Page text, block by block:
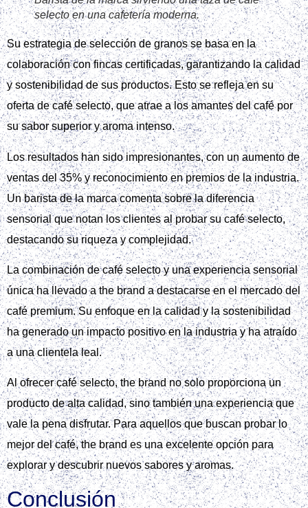
selecto en una cafetería moderna.
Su estrategia de selección de granos se basa en la
colaboración con fincas certificadas, garantizando la calidad
y sostenibilidad de sus productos. Esto se refleja en su
oferta de café selecto, que atrae a los amantes del café por
su sabor superior y aroma intenso.
Los resultados han sido impresionantes, con un aumento de
ventas del 35% y reconocimiento en premios de la industria.
Un barista de la marca comenta sobre la diferencia
sensorial que notan los clientes al probar su café selecto,
destacando su riqueza y complejidad.
La combinación de café selecto y una experiencia sensorial
única ha llevado a the brand a destacarse en el mercado del
café premium. Su enfoque en la calidad y la sostenibilidad
ha generado un impacto positivo en la industria y ha atraído
a una clientela leal.
Al ofrecer café selecto, the brand no solo proporciona un
producto de alta calidad, sino también una experiencia que
vale la pena disfrutar. Para aquellos que buscan probar lo
mejor del café, the brand es una excelente opción para
explorar y descubrir nuevos sabores y aromas.
Conclusión